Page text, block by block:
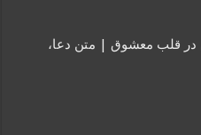
در قلب معشوق | متن دعا،